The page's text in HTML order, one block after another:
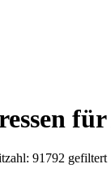
91792 gefiltert